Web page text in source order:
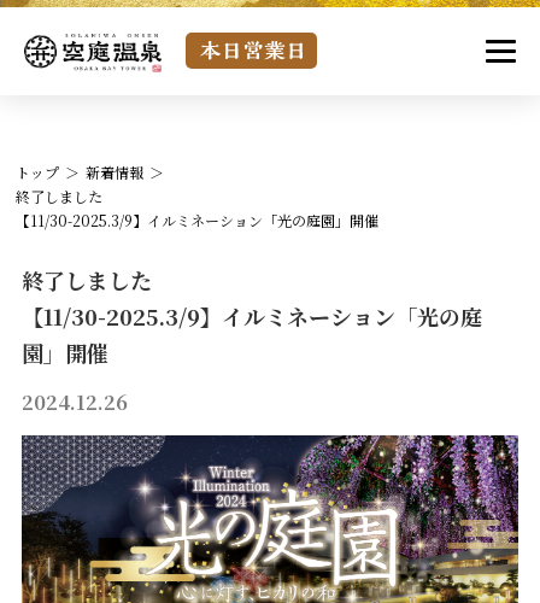
トップ
新着情報
終了しました
【11/30-2025.3/9】イルミネーション「光の庭園」開催
終了しました
【11/30-2025.3/9】イルミネーション「光の庭
園」開催
2024.12.26